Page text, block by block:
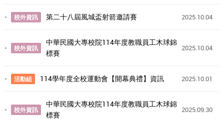
校外資訊 第二十八屆風城盃射箭邀請賽 2025.10.04
校外資訊
中華民國大專校院114年度教職員工木球錦
標賽
2025.10.04
活動組 114學年度全校運動會【開幕典禮】資訊 2025.10.01
校外資訊
中華民國大專校院114年度教職員工木球錦
標賽
2025.09.30